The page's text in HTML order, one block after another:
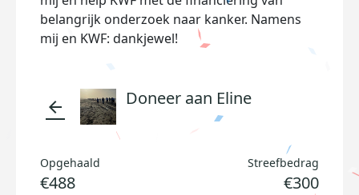
belangrijk onderzoek naar kanker. Namens
mij en KWF: dankjewel!
arrow_back Doneer aan Eline
Opgehaald
€488
Streefbedrag
€300